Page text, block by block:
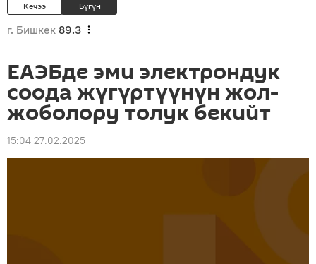
Кечээ Бүгүн
г. Бишкек 89.3
ЕАЭБде эми электрондук
соода жүгүртүүнүн жол-
жоболору толук бекийт
15:04 27.02.2025